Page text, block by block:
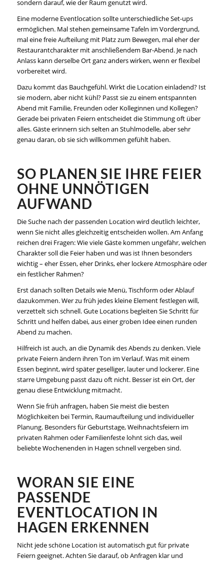
sondern darauf, wie der Raum genutzt wird.
Eine moderne Eventlocation sollte unterschiedliche Set-ups
ermöglichen. Mal stehen gemeinsame Tafeln im Vordergrund,
mal eine freie Aufteilung mit Platz zum Bewegen, mal eher der
Restaurantcharakter mit anschließendem Bar-Abend. Je nach
Anlass kann derselbe Ort ganz anders wirken, wenn er flexibel
vorbereitet wird.
Dazu kommt das Bauchgefühl. Wirkt die Location einladend? Ist
sie modern, aber nicht kühl? Passt sie zu einem entspannten
Abend mit Familie, Freunden oder Kolleginnen und Kollegen?
Gerade bei privaten Feiern entscheidet die Stimmung oft über
alles. Gäste erinnern sich selten an Stuhlmodelle, aber sehr
genau daran, ob sie sich willkommen gefühlt haben.
SO PLANEN SIE IHRE FEIER
OHNE UNNÖTIGEN
AUFWAND
Die Suche nach der passenden Location wird deutlich leichter,
wenn Sie nicht alles gleichzeitig entscheiden wollen. Am Anfang
reichen drei Fragen: Wie viele Gäste kommen ungefähr, welchen
Charakter soll die Feier haben und was ist Ihnen besonders
wichtig – eher Essen, eher Drinks, eher lockere Atmosphäre oder
ein festlicher Rahmen?
Erst danach sollten Details wie Menü, Tischform oder Ablauf
dazukommen. Wer zu früh jedes kleine Element festlegen will,
verzettelt sich schnell. Gute Locations begleiten Sie Schritt für
Schritt und helfen dabei, aus einer groben Idee einen runden
Abend zu machen.
Hilfreich ist auch, an die Dynamik des Abends zu denken. Viele
private Feiern ändern ihren Ton im Verlauf. Was mit einem
Essen beginnt, wird später geselliger, lauter und lockerer. Eine
starre Umgebung passt dazu oft nicht. Besser ist ein Ort, der
genau diese Entwicklung mitmacht.
Wenn Sie früh anfragen, haben Sie meist die besten
Möglichkeiten bei Termin, Raumaufteilung und individueller
Planung. Besonders für Geburtstage, Weihnachtsfeiern im
privaten Rahmen oder Familienfeste lohnt sich das, weil
beliebte Wochenenden in Hagen schnell vergeben sind.
WORAN SIE EINE
PASSENDE
EVENTLOCATION IN
HAGEN ERKENNEN
Nicht jede schöne Location ist automatisch gut für private
Feiern geeignet. Achten Sie darauf, ob Anfragen klar und